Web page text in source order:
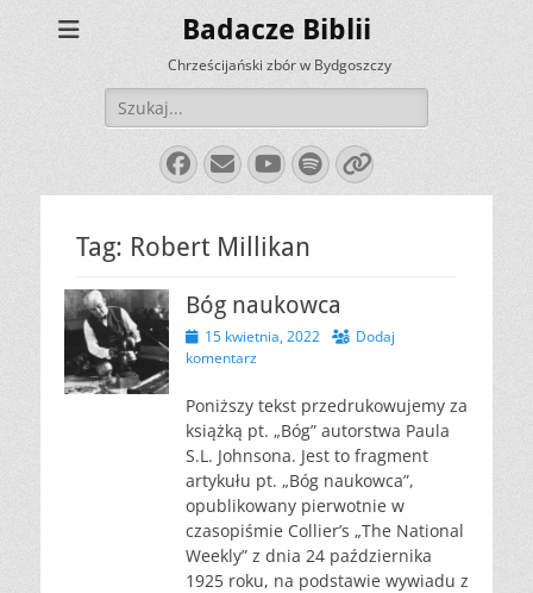
Badacze Biblii
Chrześcijański zbór w Bydgoszczy
Szukaj:
Facebook
E-
mail
YouTube
Spotify
Link
Tag: Robert Millikan
Bóg naukowca
Opublikowano
15 kwietnia, 2022
Dodaj
komentarz
Poniższy tekst przedrukowujemy za
książką pt. „Bóg” autorstwa Paula
S.L. Johnsona. Jest to fragment
artykułu pt. „Bóg naukowca”,
opublikowany pierwotnie w
czasopiśmie Collier’s „The National
Weekly” z dnia 24 października
1925 roku, na podstawie wywiadu z